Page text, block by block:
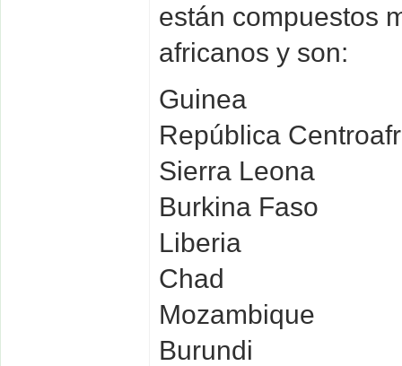
están compuestos
africanos y son:
Guinea
República
Sierra Leona
Burkina Faso
Liberia
Chad
Mozambique
Burundi